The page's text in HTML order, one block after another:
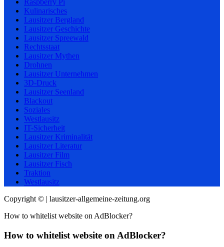
Kulinarisches
Lausitzer Bergland
Lausitzer Geschichte
Lausitzer Spreewald
Rechtsstaat
Lausitzer Mythen
Drohnen
Lausitzer Unternehmen
3D-Druck
Lausitzer Seenland
Blackout
Soziales
Westlausitz
IT-Sicherheit
Lausitzer Kriminalität
Lausitzer Literatur
Lausitzer Film
Lausitzer Fisch
Traktion
Westlausitz
Copyright © | lausitzer-allgemeine-zeitung.org
How to whitelist website on AdBlocker?
How to whitelist website on AdBlocker?